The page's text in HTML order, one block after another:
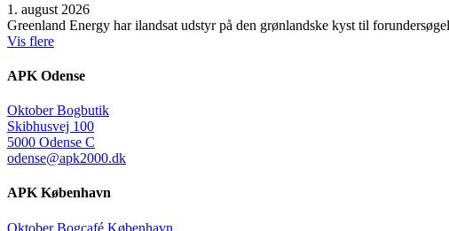
1. august 2026
Greenland Energy har ilandsat udstyr på den grønlandske kyst til
Vis flere
APK Odense
Oktober Bogbutik
Skibhusvej 100
5000 Odense C
odense@apk2000.dk
APK København
Oktober Bogcafé København